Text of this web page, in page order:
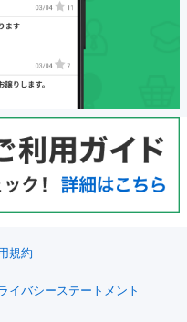
規約
イバシーステートメント